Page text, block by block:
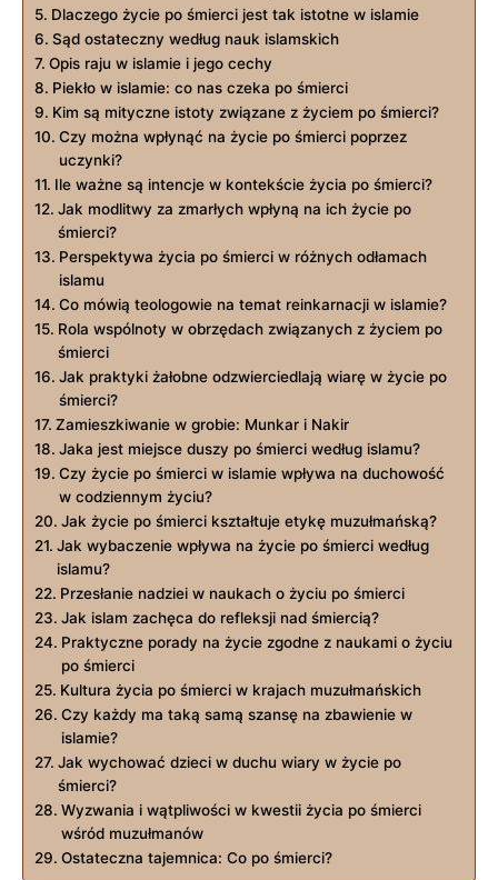
Dlaczego życie po śmierci jest ⁢tak istotne w islamie
Sąd ostateczny według nauk islamskich
Opis raju w islamie i jego cechy
Piekło w islamie: co nas czeka po śmierci
Kim są mityczne istoty ​związane z życiem po śmierci?
Czy ​można wpłynąć na życie ‌po ​śmierci poprzez
uczynki?
Ile ⁤ważne są intencje w kontekście życia po śmierci?
Jak modlitwy za zmarłych wpłyną na ich‌ życie ⁤po‍
śmierci?
Perspektywa⁢ życia po ‍śmierci w różnych odłamach
islamu
Co⁣ mówią teologowie na temat reinkarnacji w islamie?
Rola wspólnoty w obrzędach związanych z życiem po
śmierci
Jak praktyki żałobne odzwierciedlają wiarę w życie po
śmierci?
Zamieszkiwanie w grobie: ‍Munkar i Nakir
Jaka jest miejsce duszy po śmierci‌ według islamu?
Czy życie po śmierci w islamie wpływa na duchowość
w codziennym życiu?
Jak życie po⁤ śmierci kształtuje etykę muzułmańską?
Jak wybaczenie wpływa na życie po śmierci według
islamu?
Przesłanie nadziei w naukach​ o życiu po śmierci
Jak islam zachęca do refleksji nad śmiercią?
Praktyczne⁤ porady na życie zgodne z ⁢naukami o życiu
po śmierci
Kultura życia po śmierci w krajach muzułmańskich
Czy każdy ma taką samą szansę na zbawienie w
islamie?
Jak wychować dzieci w⁣ duchu wiary w życie po ​
śmierci?
Wyzwania i wątpliwości w kwestii życia po śmierci
wśród muzułmanów
Ostateczna tajemnica:⁤ Co po śmierci?